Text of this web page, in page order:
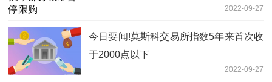
2022-09-27
今日要闻!莫斯科交易所指数5年来首次收
于2000点以下
2022-09-27